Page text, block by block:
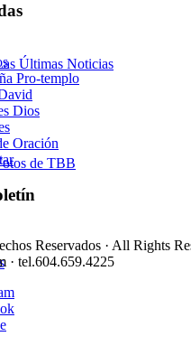
Últimas Noticias
de TBB
Pro-templo
Dios
Oración
Reservados · All Rights
· tel.604.659.4225